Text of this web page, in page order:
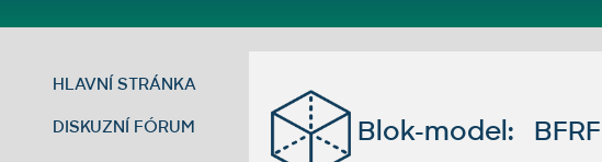
HLAVNÍ STRÁNKA
DISKUZNÍ FÓRUM Blok-model: